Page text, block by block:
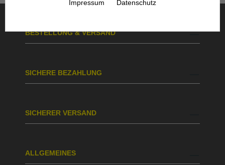
BESTELLUNG & VERSAND
SICHERE BEZAHLUNG
SICHERER VERSAND
ALLGEMEINES
Impressum Datenschutz